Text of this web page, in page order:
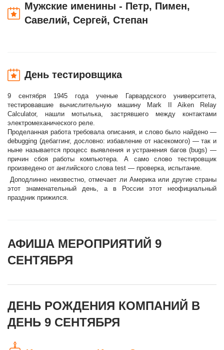
Мужские именины - Петр, Пимен,
Савелий, Сергей, Степан
День тестировщика
9 сентября 1945 года ученые Гарвардского университета,
тестировавшие вычислительную машину Mark II Aiken Relay
Calculator, нашли мотылька, застрявшего между контактами
электромеханического реле.
Проделанная работа требовала описания, и слово было найдено —
debugging (дебаггинг, дословно: избавление от насекомого) — так и
ныне называется процесс выявления и устранения багов (bugs) —
причин сбоя работы компьютера. А само слово тестировщик
произведено от английского слова test — проверка, испытание.
Доподлинно неизвестно, отмечает ли Америка или другие страны
этот знаменательный день, а в России этот неофициальный
праздник прижился.
АФИША МЕРОПРИЯТИЙ 9
СЕНТЯБРЯ
ДЕНЬ РОЖДЕНИЯ КОМПАНИЙ В
ДЕНЬ 9 СЕНТЯБРЯ